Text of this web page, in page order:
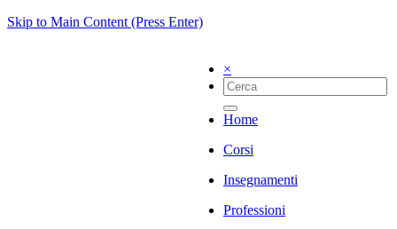
Skip to Main Content (Press Enter)
×
Home
Corsi
Insegnamenti
Professioni